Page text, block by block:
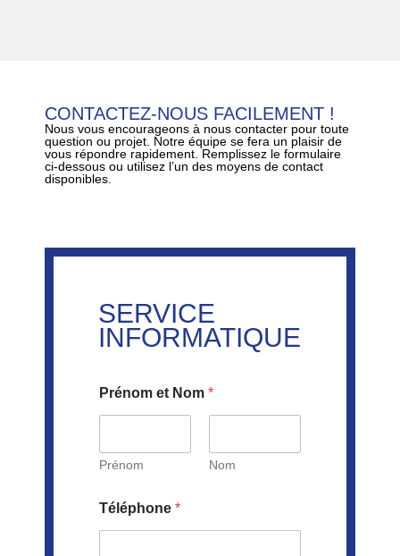
CONTACTEZ-NOUS FACILEMENT !
Nous vous encourageons à nous contacter pour toute
question ou projet. Notre équipe se fera un plaisir de
vous répondre rapidement. Remplissez le formulaire
ci-dessous ou utilisez l’un des moyens de contact
disponibles.
SERVICE
INFORMATIQUE
Prénom et Nom *
Prénom Nom
Téléphone *